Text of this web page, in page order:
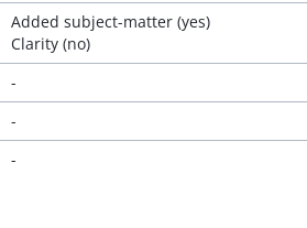
Added subject-matter (yes)
Clarity (no)
-
-
-